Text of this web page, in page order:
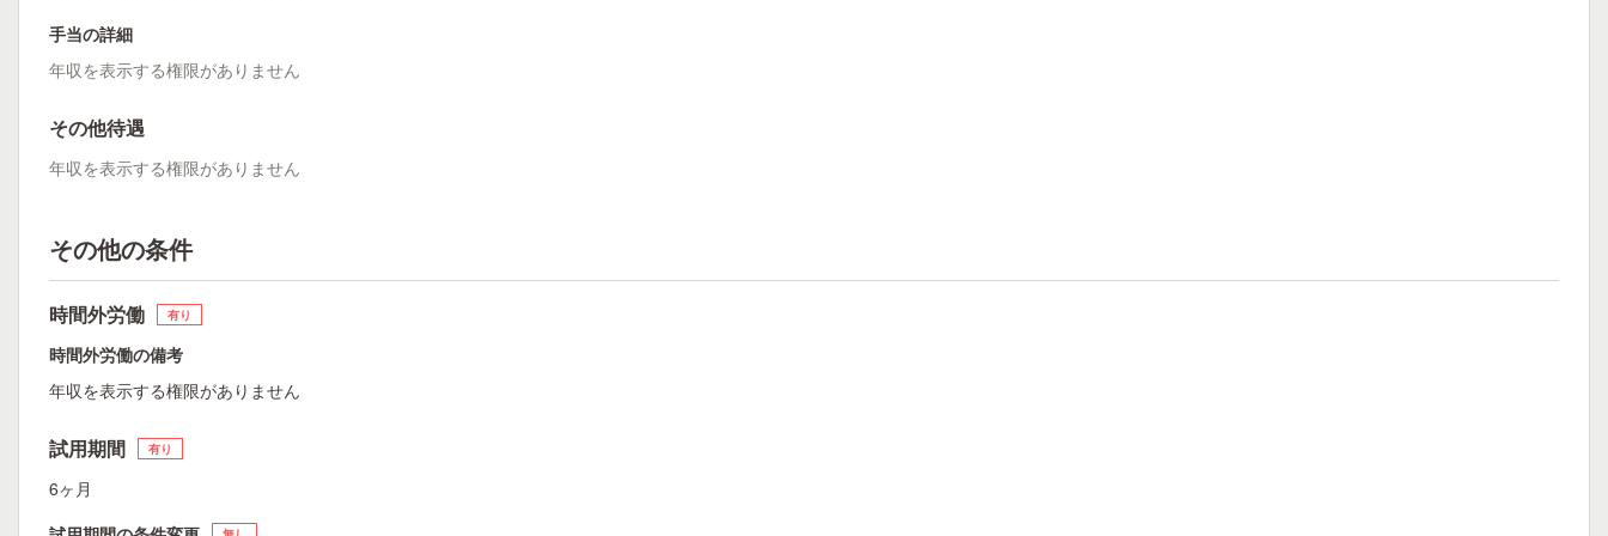
手当の詳細
年収を表示する権限がありません
その他待遇
年収を表示する権限がありません
その他の条件
時間外労働 有り
時間外労働の備考
年収を表示する権限がありません
試用期間 有り
6ヶ月